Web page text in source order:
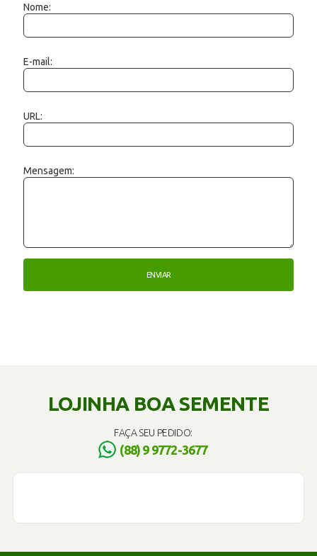
Nome:
E-mail:
URL:
Mensagem:
LOJINHA BOA SEMENTE
FAÇA SEU PEDIDO:
(88) 9 9772-3677